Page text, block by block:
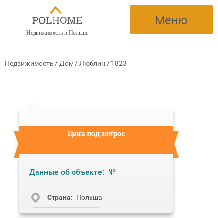
Недвижимость в Польше
Меню
Недвижимость / Дом / Люблин / 1823
Цена под запрос
Данные об объекте: №
Cтрана: Польша